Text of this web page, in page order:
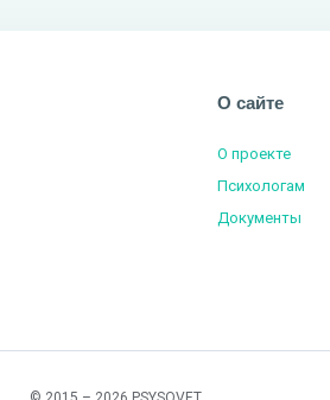
О сайте
О проекте
Психологам
Документы